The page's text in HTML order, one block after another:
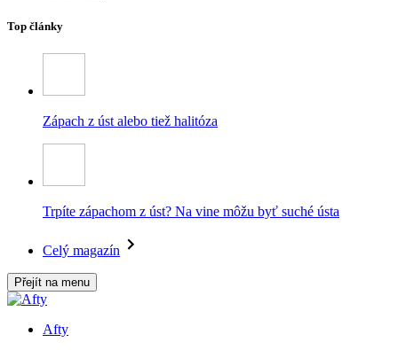
Top články
Zápach z úst alebo tiež halitóza
Trpíte zápachom z úst? Na vine môžu byť suché ústa
Celý magazín
Přejít na menu
Afty